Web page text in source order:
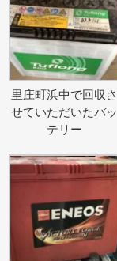
里庄町浜中で回収さ
せていただいたバッ
テリー